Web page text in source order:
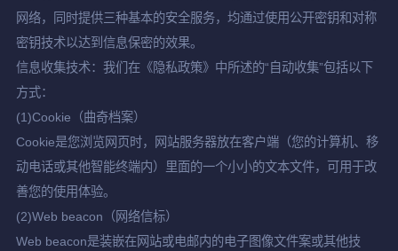
网络，同时提供三种基本的安全服务，均通过使用公开密钥和对称
密钥技术以达到信息保密的效果。
信息收集技术：我们在《隐私政策》中所述的“自动收集”包括以下
方式：
(1)Cookie（曲奇档案）
Cookie是您浏览网页时，网站服务器放在客户端（您的计算机、移
动电话或其他智能终端内）里面的一个小小的文本文件，可用于改
善您的使用体验。
(2)Web beacon（网络信标）
Web beacon是装嵌在网站或电邮内的电子图像文件案或其他技